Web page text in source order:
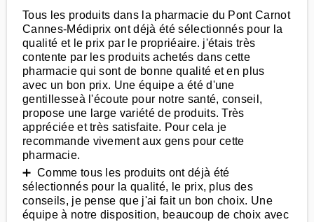
Tous les produits dans la pharmacie du Pont Carnot
Cannes-Médiprix ont déjà été sélectionnés pour la
qualité et le prix par le propriéaire. j'étais très
contente par les produits achetés dans cette
pharmacie qui sont de bonne qualité et en plus
avec un bon prix. Une équipe a été d'une
gentillesseà l'écoute pour notre santé, conseil,
propose une large variété de produits. Très
appréciée et très satisfaite. Pour cela je
recommande vivement aux gens pour cette
pharmacie.
➕ Comme tous les produits ont déjà été
sélectionnés pour la qualité, le prix, plus des
conseils, je pense que j'ai fait un bon choix. Une
équipe à notre disposition, beaucoup de choix avec